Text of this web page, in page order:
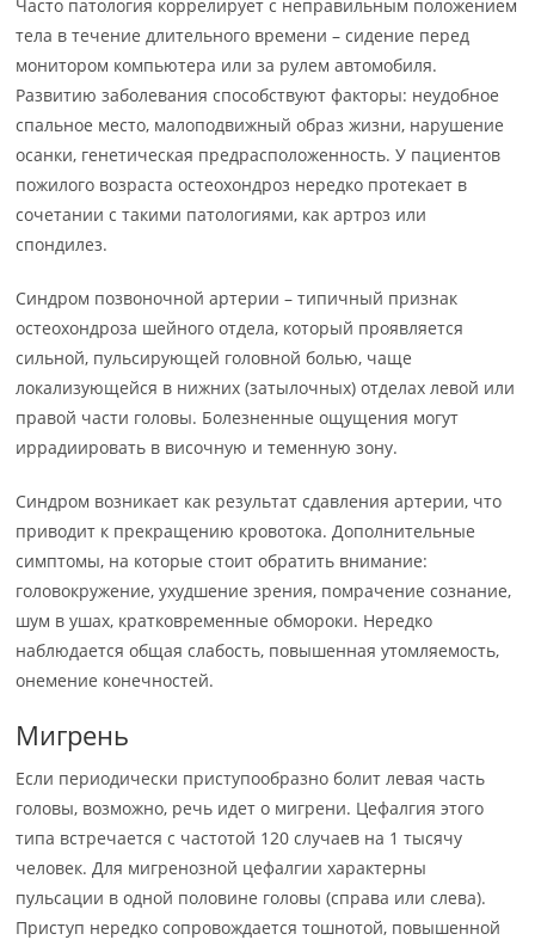
Часто патология коррелирует с неправильным положением
тела в течение длительного времени – сидение перед
монитором компьютера или за рулем автомобиля.
Развитию заболевания способствуют факторы: неудобное
спальное место, малоподвижный образ жизни, нарушение
осанки, генетическая предрасположенность. У пациентов
пожилого возраста остеохондроз нередко протекает в
сочетании с такими патологиями, как артроз или
спондилез.
Синдром позвоночной артерии – типичный признак
остеохондроза шейного отдела, который проявляется
сильной, пульсирующей головной болью, чаще
локализующейся в нижних (затылочных) отделах левой или
правой части головы. Болезненные ощущения могут
иррадиировать в височную и теменную зону.
Синдром возникает как результат сдавления артерии, что
приводит к прекращению кровотока. Дополнительные
симптомы, на которые стоит обратить внимание:
головокружение, ухудшение зрения, помрачение сознание,
шум в ушах, кратковременные обмороки. Нередко
наблюдается общая слабость, повышенная утомляемость,
онемение конечностей.
Мигрень
Если периодически приступообразно болит левая часть
головы, возможно, речь идет о мигрени. Цефалгия этого
типа встречается с частотой 120 случаев на 1 тысячу
человек. Для мигренозной цефалгии характерны
пульсации в одной половине головы (справа или слева).
Приступ нередко сопровождается тошнотой, повышенной